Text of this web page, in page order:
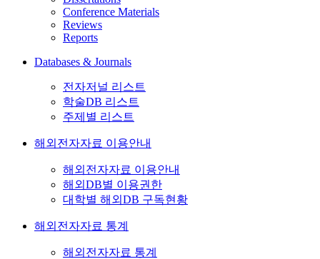
Conference Materials
Reviews
Reports
Databases & Journals
전자저널 리스트
학술DB 리스트
주제별 리스트
해외전자자료 이용안내
해외전자자료 이용안내
해외DB별 이용권한
대학별 해외DB 구독현황
해외전자자료 통계
해외전자자료 통계